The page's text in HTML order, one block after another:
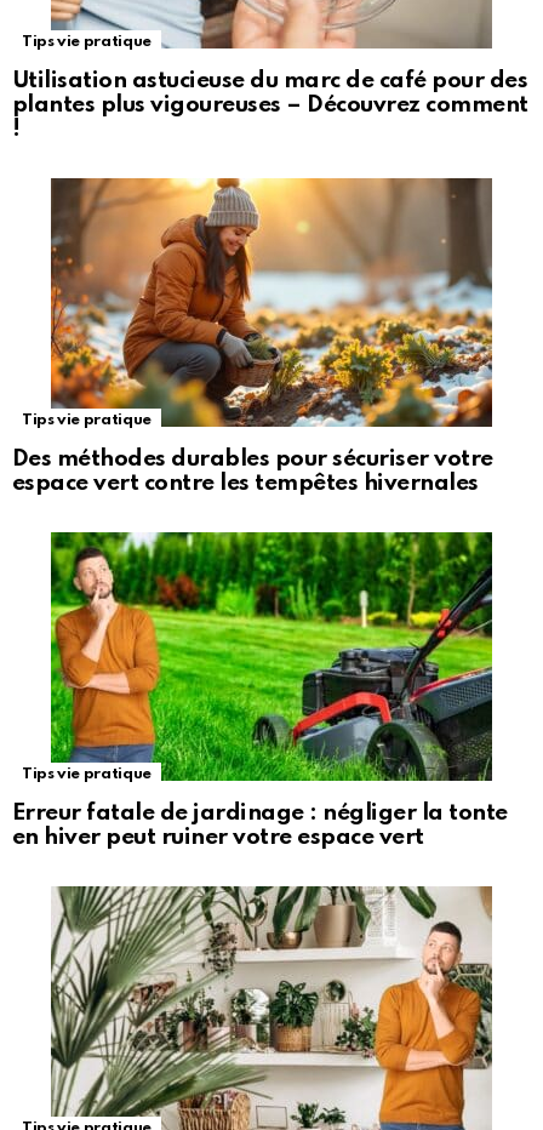
Tips vie pratique
Utilisation astucieuse du marc de café pour des
plantes plus vigoureuses – Découvrez comment
!
Tips vie pratique
Des méthodes durables pour sécuriser votre
espace vert contre les tempêtes hivernales
Tips vie pratique
Erreur fatale de jardinage : négliger la tonte
en hiver peut ruiner votre espace vert